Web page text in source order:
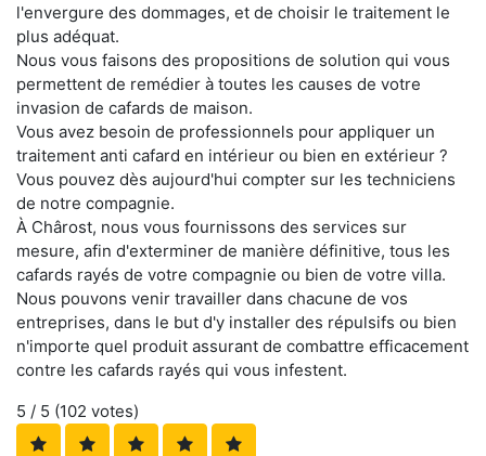
l'envergure des dommages, et de choisir le traitement le
plus adéquat.
Nous vous faisons des propositions de solution qui vous
permettent de remédier à toutes les causes de votre
invasion de cafards de maison.
Vous avez besoin de professionnels pour appliquer un
traitement anti cafard en intérieur ou bien en extérieur ?
Vous pouvez dès aujourd'hui compter sur les techniciens
de notre compagnie.
À Chârost, nous vous fournissons des services sur
mesure, afin d'exterminer de manière définitive, tous les
cafards rayés de votre compagnie ou bien de votre villa.
Nous pouvons venir travailler dans chacune de vos
entreprises, dans le but d'y installer des répulsifs ou bien
n'importe quel produit assurant de combattre efficacement
contre les cafards rayés qui vous infestent.
5 / 5 (102 votes)